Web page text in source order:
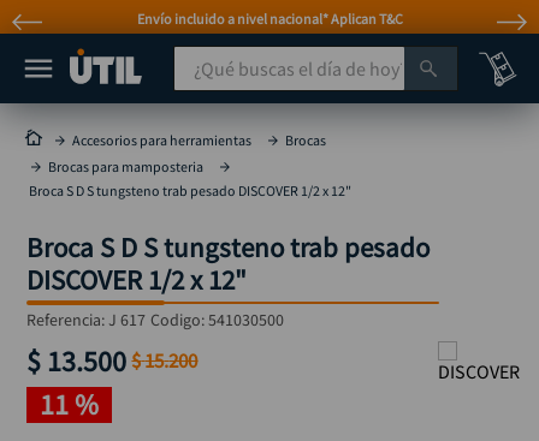
T&C Atención personalizada por
¿Qué buscas el día de hoy?
Accesorios para herramientas
Brocas
Brocas para mamposteria
Broca S D S tungsteno trab pesado DISCOVER 1/2 x 12"
Broca S D S tungsteno trab pesado
DISCOVER 1/2 x 12"
Referencia:J 617 Codigo:541030500
$ 13.500 $15.200
11 %
MÁS BUSCADOS
taladro
compresor
sierra circular
ruteadora
broca
hidrolavadora